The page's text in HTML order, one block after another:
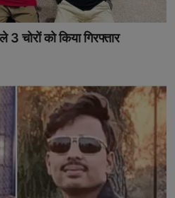
चोरों को किया गिरफ्तार